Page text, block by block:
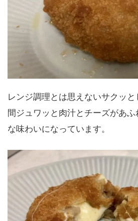
レンジ調理とは思えないサクッ
間ジュワッと肉汁とチーズがあ
な味わいになっています。